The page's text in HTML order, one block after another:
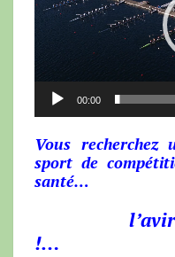
00:00
Vous
sport de
santé…
l’aviron
!…